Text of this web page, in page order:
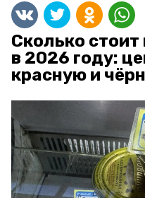
Сколько стоит
в 2026 году:
красную и